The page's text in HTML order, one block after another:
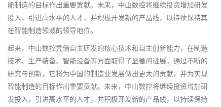
能制造的目标作出重要贡献。未来，中山数控将继续投资增加研发
投入，引进高水平的人才，并积极开发新的产品线，以持续保持其
在智能制造领域的领导地位。
起来，中山数控凭借自主研发的核心技术和自主创新能力，在制造
技术、生产装备、智能设备等方面取得了显著的进展。通过不断的
研究与创新，它将为中国的制造业发展做出更大的贡献，并为实现
智能制造的目标作出重要贡献。未来，中山数控将继续投资增加研
发投入，引进高水平的人才，并积极开发新的产品线，以持续保持